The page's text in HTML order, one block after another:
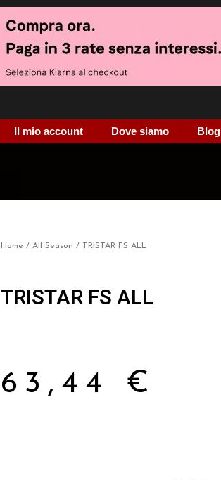
Il mio account Dove siamo Blog
Home / All Season / TRISTAR FS ALL
TRISTAR FS ALL
63,44 €